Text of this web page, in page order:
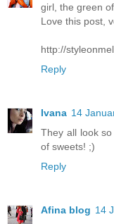
girl, the green
Love this post,
http://
Reply
Ivana 14
They all look
of sweets! ;)
Reply
Afina blog 14